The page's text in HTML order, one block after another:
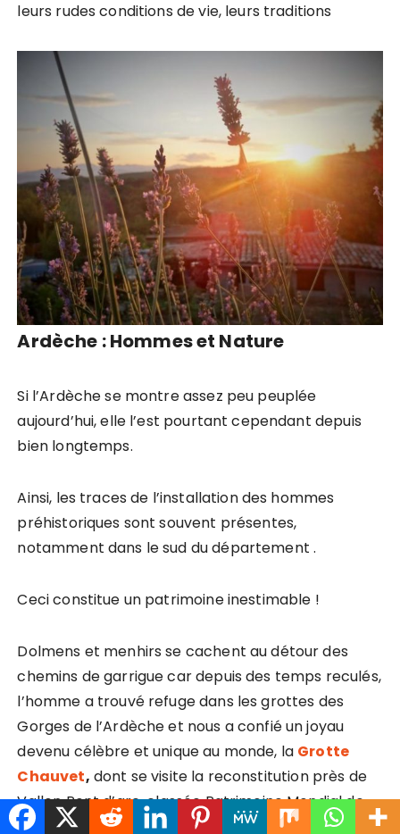
leurs rudes conditions de vie, leurs traditions
Ardèche : Hommes et Nature
Si l’Ardèche se montre assez peu peuplée
aujourd’hui, elle l’est pourtant cependant depuis
bien longtemps.
Ainsi, les traces de l’installation des hommes
préhistoriques sont souvent présentes,
notamment dans le sud du département .
Ceci constitue un patrimoine inestimable !
Dolmens et menhirs se cachent au détour des
chemins de garrigue car depuis des temps reculés,
l’homme a trouvé refuge dans les grottes des
Gorges de l’Ardèche et nous a confié un joyau
devenu célèbre et unique au monde, la Grotte
Chauvet, dont se visite la reconstitution près de
Vallon Pont d’arc, classée Patrimoine Mondial de
l’UNESCO, et ornée des plus anciennes traces